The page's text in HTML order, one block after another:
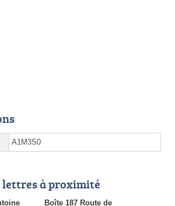
A1M3S0
lettres à proximité
Boîte 187 Route de